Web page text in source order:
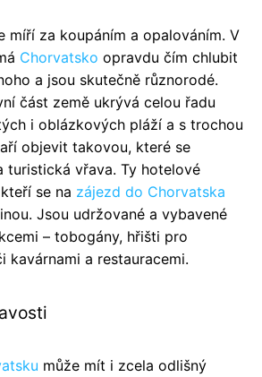
míří za koupáním a opalováním. V
Chorvatsko opravdu čím chlubit
a jsou skutečně různorodé.
část země ukrývá celou řadu
i oblázkových pláží a s trochou
objevit takovou, které se
turistická vřava. Ty hotelové
se na zájezd do Chorvatska
Jsou udržované a vybavené
– tobogány, hřišti pro
kavárnami a restauracemi.
může mít i zcela odlišný